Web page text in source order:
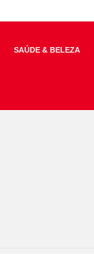
SAÚDE & BELEZA